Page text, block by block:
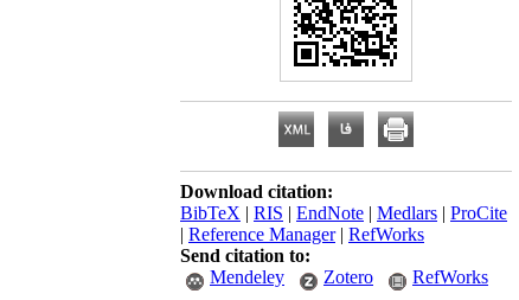
Download citation:
BibTeX | RIS | EndNote | Medlars | ProCite
| Reference Manager| RefWorks
Send citation to:
Mendeley
Zotero RefWorks